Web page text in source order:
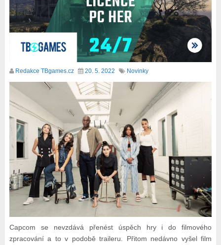
Redakce TBgames.cz 20. 5. 2022 Novinky
Capcom se nevzdává přenést úspěch hry i do filmového
zpracování a to v podobě traileru. Přitom nedávno vyšel film